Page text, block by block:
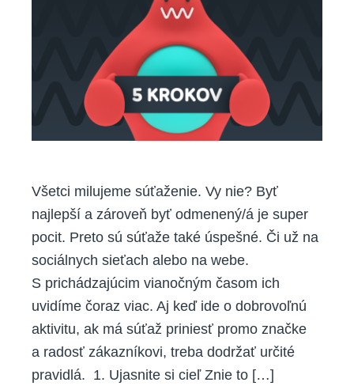
dodržte
týchto
krokov
Všetci milujeme súťaženie. Vy nie? Byť
najlepší a zároveň byť odmenený/á je super
pocit. Preto sú súťaže také úspešné. Či už na
sociálnych sieťach alebo na webe.
S prichádzajúcim vianočným časom ich
uvidíme čoraz viac. Aj keď ide o dobrovoľnú
aktivitu, ak má súťaž priniesť promo značke
a radosť zákazníkovi, treba dodržať určité
pravidlá. 1. Ujasnite si cieľ Znie to […]